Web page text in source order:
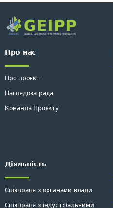
Про нас
Про проєкт
Наглядова рада
Команда Проєкту
Дiяльнiсть
Співпраця з органами влади
Співпраця з індустріальними